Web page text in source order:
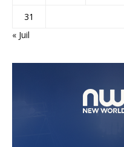
31
« Juil